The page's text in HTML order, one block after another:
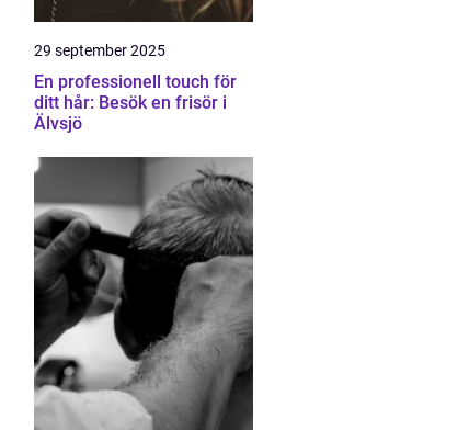
29 september 2025
En professionell touch för
ditt hår: Besök en frisör i
Älvsjö